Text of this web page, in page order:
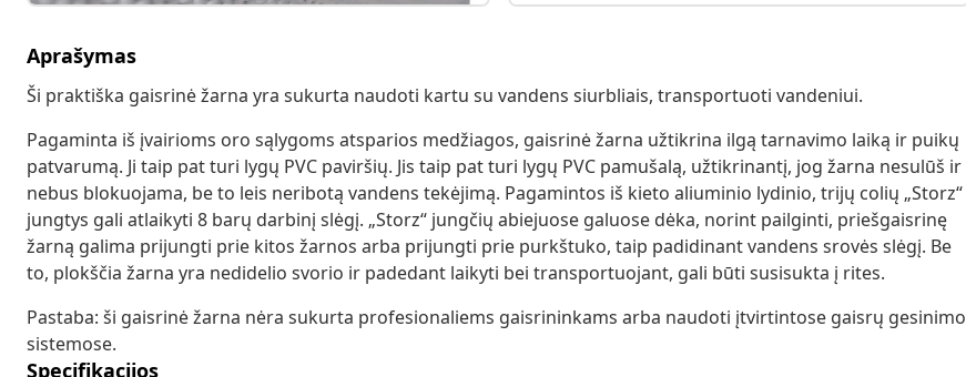
Aprašymas
Ši praktiška gaisrinė žarna yra sukurta naudoti kartu su vandens siurbliais, transportuoti vandeniui.
Pagaminta iš įvairioms oro sąlygoms atsparios medžiagos, gaisrinė žarna užtikrina ilgą tarnavimo laiką ir puikų
patvarumą. Ji taip pat turi lygų PVC paviršių. Jis taip pat turi lygų PVC pamušalą, užtikrinantį, jog žarna nesulūš ir
nebus blokuojama, be to leis neribotą vandens tekėjimą. Pagamintos iš kieto aliuminio lydinio, trijų colių „Storz“
jungtys gali atlaikyti 8 barų darbinį slėgį. „Storz“ jungčių abiejuose galuose dėka, norint pailginti, priešgaisrinę
žarną galima prijungti prie kitos žarnos arba prijungti prie purkštuko, taip padidinant vandens srovės slėgį. Be
to, plokščia žarna yra nedidelio svorio ir padedant laikyti bei transportuojant, gali būti susisukta į rites.
Pastaba: ši gaisrinė žarna nėra sukurta profesionaliems gaisrininkams arba naudoti įtvirtintose gaisrų gesinimo
sistemose.
Specifikacijos